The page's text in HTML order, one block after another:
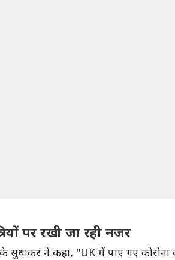
पर रखी जा रही नजर
के सुधाकर ने कहा, "UK में पाए गए